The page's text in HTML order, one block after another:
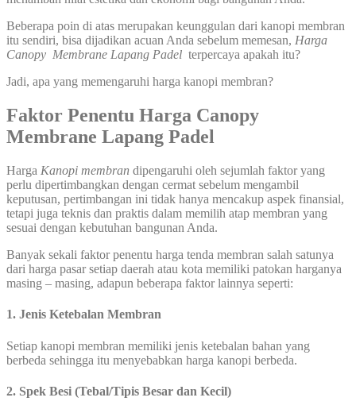
Beberapa poin di atas merupakan keunggulan dari kanopi membran
itu sendiri, bisa dijadikan acuan Anda sebelum memesan, Harga
Canopy Membrane Lapang Padel terpercaya apakah itu?
Jadi, apa yang memengaruhi harga kanopi membran?
Faktor Penentu Harga Canopy
Membrane Lapang Padel
Harga Kanopi membran dipengaruhi oleh sejumlah faktor yang
perlu dipertimbangkan dengan cermat sebelum mengambil
keputusan, pertimbangan ini tidak hanya mencakup aspek finansial,
tetapi juga teknis dan praktis dalam memilih atap membran yang
sesuai dengan kebutuhan bangunan Anda.
Banyak sekali faktor penentu harga tenda membran salah satunya
dari harga pasar setiap daerah atau kota memiliki patokan harganya
masing – masing, adapun beberapa faktor lainnya seperti:
1. Jenis Ketebalan Membran
Setiap kanopi membran memiliki jenis ketebalan bahan yang
berbeda sehingga itu menyebabkan harga kanopi berbeda.
2. Spek Besi (Tebal/Tipis Besar dan Kecil)